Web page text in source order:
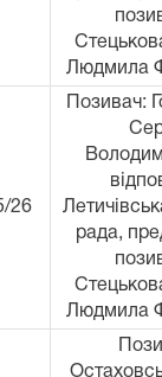
Людмила
26
Позивач:
рада,
Людмила